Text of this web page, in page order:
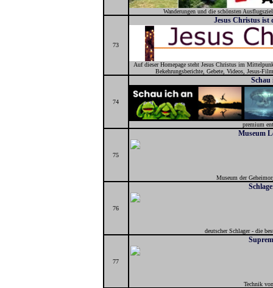
Wanderungen und die schönsten
73
Jesus Christus ist
Auf dieser Homepage steht Jesus Christus im
Bekehrungsberichte, Gebete, Videos, Jesus-
74
Schau
premium
75
Museum
Museum der
76
deutscher Schlager - die
77
Technik